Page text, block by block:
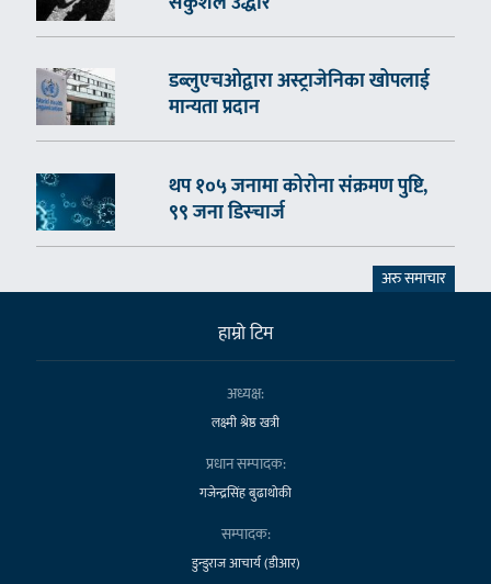
डब्लुएचओद्वारा अस्ट्राजेनिका खोपलाई
मान्यता प्रदान
थप १०५ जनामा कोरोना संक्रमण पुष्टि,
९९ जना डिस्चार्ज
अरु समाचार
हाम्राे टिम
अध्यक्ष:
लक्ष्मी श्रेष्ठ खत्री
प्रधान सम्पादक:
गजेन्द्रसिंह बुढाथोकी
सम्पादक:
डुन्डुराज आचार्य (डीआर)